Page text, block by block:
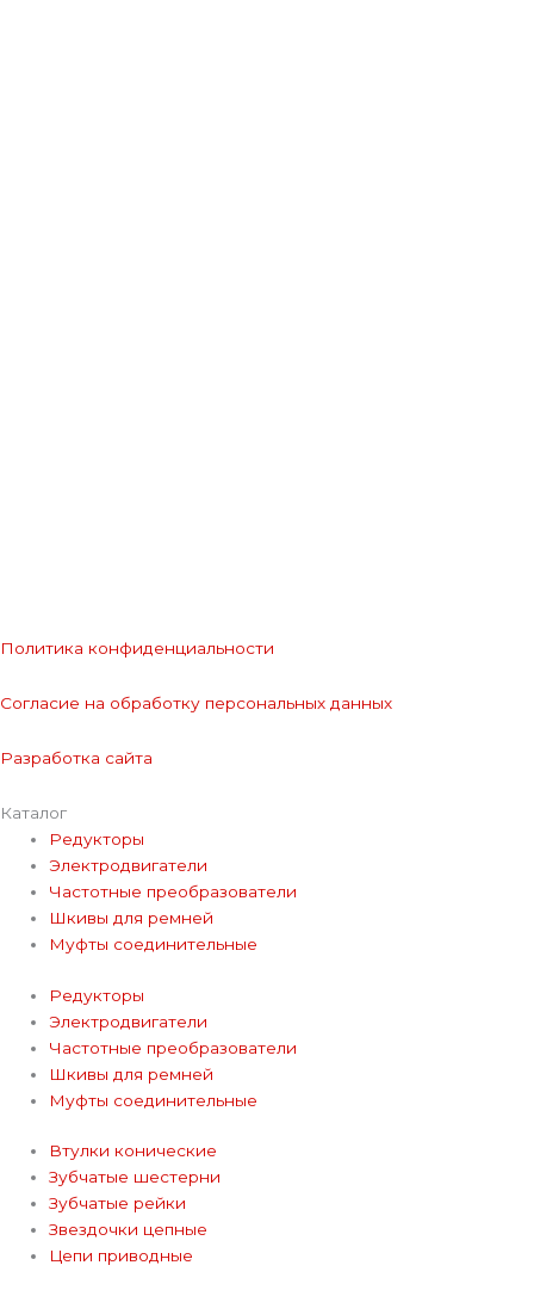
Политика конфиденциальности
Согласие на обработку персональных данных
Разработка сайта
Каталог
Редукторы
Электродвигатели
Частотные преобразователи
Шкивы для ремней
Муфты соединительные
Редукторы
Электродвигатели
Частотные преобразователи
Шкивы для ремней
Муфты соединительные
Втулки конические
Зубчатые шестерни
Зубчатые рейки
Звездочки цепные
Цепи приводные